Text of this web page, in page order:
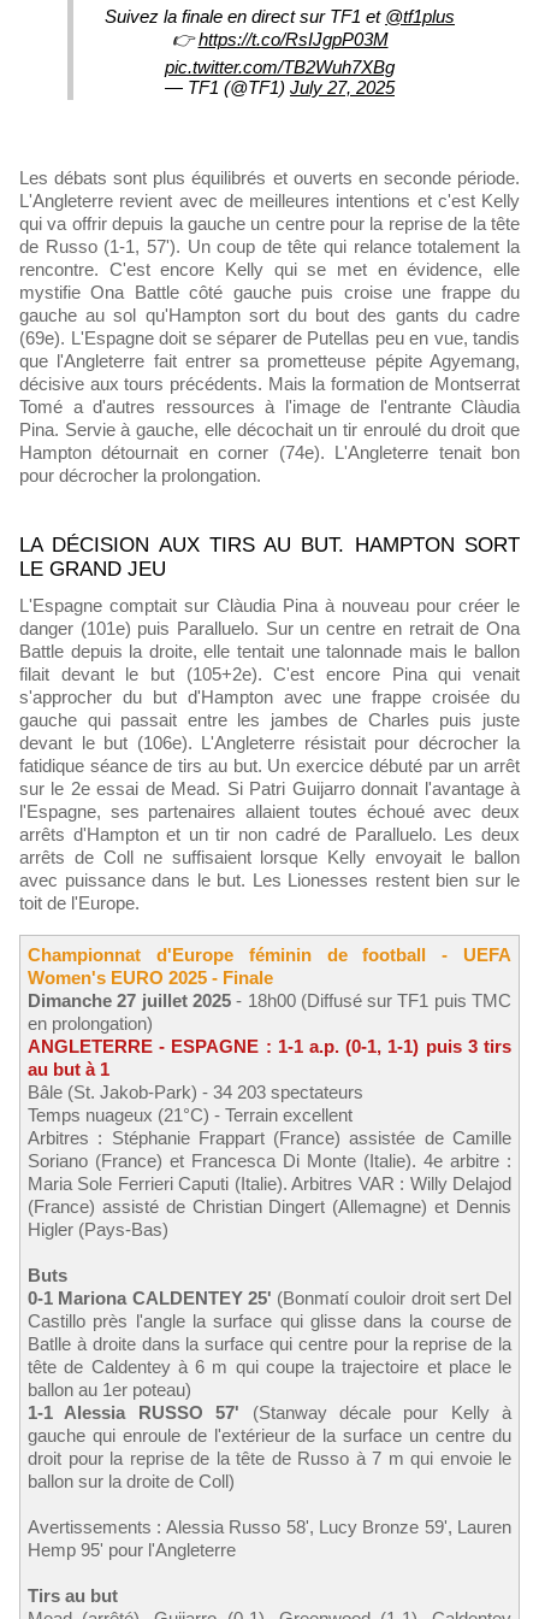
Suivez la finale en direct sur TF1 et @tf1plus
👉https://t.co/RsIJgpP03M
pic.twitter.com/TB2Wuh7XBg
— TF1 (@TF1) July 27, 2025
Les débats sont plus équilibrés et ouverts en seconde période.
L'Angleterre revient avec de meilleures intentions et c'est Kelly
qui va offrir depuis la gauche un centre pour la reprise de la tête
de Russo (1-1, 57'). Un coup de tête qui relance totalement la
rencontre. C'est encore Kelly qui se met en évidence, elle
mystifie Ona Battle côté gauche puis croise une frappe du
gauche au sol qu'Hampton sort du bout des gants du cadre
(69e). L'Espagne doit se séparer de Putellas peu en vue, tandis
que l'Angleterre fait entrer sa prometteuse pépite Agyemang,
décisive aux tours précédents. Mais la formation de Montserrat
Tomé a d'autres ressources à l'image de l'entrante Clàudia
Pina. Servie à gauche, elle décochait un tir enroulé du droit que
Hampton détournait en corner (74e). L'Angleterre tenait bon
pour décrocher la prolongation.
LA DÉCISION AUX TIRS AU BUT. HAMPTON SORT
LE GRAND JEU
L'Espagne comptait sur Clàudia Pina à nouveau pour créer le
danger (101e) puis Paralluelo. Sur un centre en retrait de Ona
Battle depuis la droite, elle tentait une talonnade mais le ballon
filait devant le but (105+2e). C'est encore Pina qui venait
s'approcher du but d'Hampton avec une frappe croisée du
gauche qui passait entre les jambes de Charles puis juste
devant le but (106e). L'Angleterre résistait pour décrocher la
fatidique séance de tirs au but. Un exercice débuté par un arrêt
sur le 2e essai de Mead. Si Patri Guijarro donnait l'avantage à
l'Espagne, ses partenaires allaient toutes échoué avec deux
arrêts d'Hampton et un tir non cadré de Paralluelo. Les deux
arrêts de Coll ne suffisaient lorsque Kelly envoyait le ballon
avec puissance dans le but. Les Lionesses restent bien sur le
toit de l'Europe.
Championnat d'Europe féminin de football - UEFA
Women's EURO 2025 - Finale
Dimanche 27 juillet 2025- 18h00 (Diffusé sur TF1 puis TMC
en prolongation)
ANGLETERRE - ESPAGNE : 1-1 a.p. (0-1, 1-1) puis 3 tirs
au but à 1
Bâle (St. Jakob-Park) - 34 203 spectateurs
Temps nuageux (21°C) - Terrain excellent
Arbitres : Stéphanie Frappart (France) assistée de Camille
Soriano (France) et Francesca Di Monte (Italie). 4e arbitre :
Maria Sole Ferrieri Caputi (Italie). Arbitres VAR : Willy Delajod
(France) assisté de Christian Dingert (Allemagne) et Dennis
Higler (Pays-Bas)
Buts
0-1 Mariona CALDENTEY 25' (Bonmatí couloir droit sert Del
Castillo près l'angle la surface qui glisse dans la course de
Batlle à droite dans la surface qui centre pour la reprise de la
tête de Caldentey à 6 m qui coupe la trajectoire et place le
ballon au 1er poteau)
1-1 Alessia RUSSO 57' (Stanway décale pour Kelly à
gauche qui enroule de l'extérieur de la surface un centre du
droit pour la reprise de la tête de Russo à 7 m qui envoie le
ballon sur la droite de Coll)
Avertissements : Alessia Russo 58', Lucy Bronze 59', Lauren
Hemp 95' pour l'Angleterre
Tirs au but